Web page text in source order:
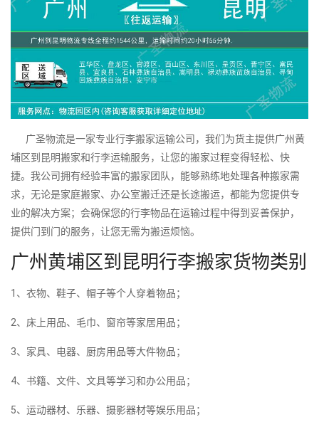
广圣物流是一家专业行李搬家运输公司，我们为货主提供广州黄
埔区到昆明搬家和行李运输服务，让您的搬家过程变得轻松、快
捷。我公司拥有经验丰富的搬家团队，能够熟练地处理各种搬家需
求，无论是家庭搬家、办公室搬迁还是长途搬运，都能为您提供专
业的解决方案；会确保您的行李物品在运输过程中得到妥善保护，
提供门到门的服务，让您无需为搬运烦恼。
广州黄埔区到昆明行李搬家货物类别
1、衣物、鞋子、帽子等个人穿着物品；
2、床上用品、毛巾、窗帘等家居用品；
3、家具、电器、厨房用品等大件物品；
4、书籍、文件、文具等学习和办公用品；
5、运动器材、乐器、摄影器材等娱乐用品；